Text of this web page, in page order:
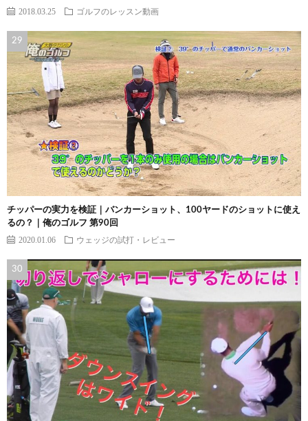
2018.03.25 ゴルフのレッスン動画
チッパーの実力を検証｜バンカーショット、100ヤードのショットに使え
るの？｜俺のゴルフ 第90回
2020.01.06 ウェッジの試打・レビュー